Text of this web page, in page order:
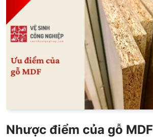
Nhược điểm của gỗ MDF